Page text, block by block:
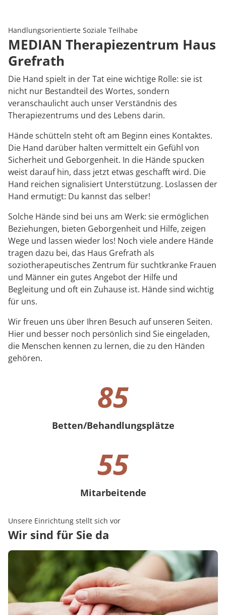
Handlungsorientierte Soziale Teilhabe
MEDIAN Therapiezentrum Haus
Grefrath
Die Hand spielt in der Tat eine wichtige Rolle: sie ist
nicht nur Bestandteil des Wortes, sondern
veranschaulicht auch unser Verständnis des
Therapiezentrums und des Lebens darin.
Hände schütteln steht oft am Beginn eines Kontaktes.
Die Hand darüber halten vermittelt ein Gefühl von
Sicherheit und Geborgenheit. In die Hände spucken
weist darauf hin, dass jetzt etwas geschafft wird. Die
Hand reichen signalisiert Unterstützung. Loslassen der
Hand ermutigt: Du kannst das selber!
Solche Hände sind bei uns am Werk: sie ermöglichen
Beziehungen, bieten Geborgenheit und Hilfe, zeigen
Wege und lassen wieder los! Noch viele andere Hände
tragen dazu bei, das Haus Grefrath als
soziotherapeutisches Zentrum für suchtkranke Frauen
und Männer ein gutes Angebot der Hilfe und
Begleitung und oft ein Zuhause ist. Hände sind wichtig
für uns.
Wir freuen uns über Ihren Besuch auf unseren Seiten.
Hier und besser noch persönlich sind Sie eingeladen,
die Menschen kennen zu lernen, die zu den Händen
gehören.
85
Betten/Behandlungsplätze
55
Mitarbeitende
Unsere Einrichtung stellt sich vor
Wir sind für Sie da